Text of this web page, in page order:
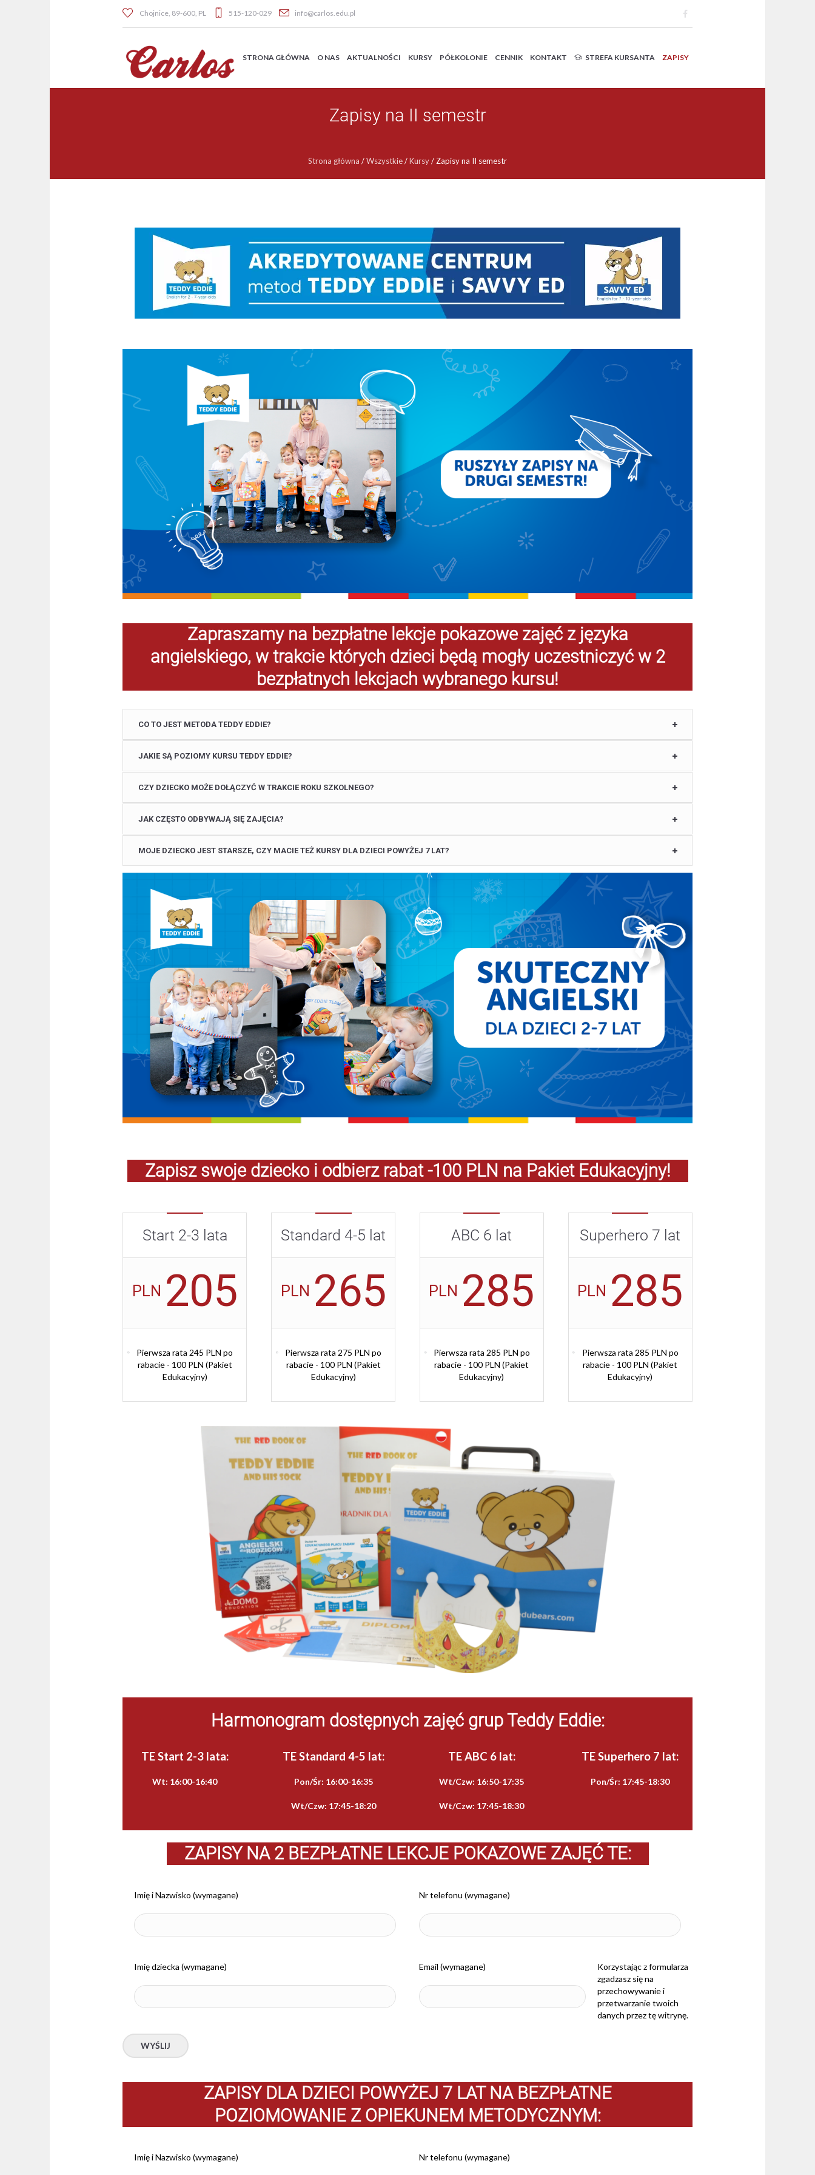
Chojnice, 89-600, PL 515-120-029 info@carlos.edu.pl
STRONA GŁÓWNA O NAS AKTUALNOŚCI KURSY PÓŁKOLONIE CENNIK KONTAKT STREFA KURSANTA ZAPISY
Zapisy na II semestr
Strona główna /Wszystkie/Kursy/ Zapisy na II semestr
Zapraszamy na bezpłatne lekcje pokazowe zajęć z języka
angielskiego, w trakcie których dzieci będą mogły uczestniczyć w 2
bezpłatnych lekcjach wybranego kursu!
CO TO JEST METODA TEDDY EDDIE?
JAKIE SĄ POZIOMY KURSU TEDDY EDDIE?
CZY DZIECKO MOŻE DOŁĄCZYĆ W TRAKCIE ROKU SZKOLNEGO?
JAK CZĘSTO ODBYWAJĄ SIĘ ZAJĘCIA?
MOJE DZIECKO JEST STARSZE, CZY MACIE TEŻ KURSY DLA DZIECI POWYŻEJ 7 LAT?
Zapisz swoje dziecko i odbierz rabat -100 PLN na Pakiet Edukacyjny!
Start 2-3 lata
PLN 205
Pierwsza rata 245 PLN po
rabacie - 100 PLN (Pakiet
Edukacyjny)
Standard 4-5 lat
PLN 265
Pierwsza rata 275 PLN po
rabacie - 100 PLN (Pakiet
Edukacyjny)
ABC 6 lat
PLN 285
Pierwsza rata 285 PLN po
rabacie - 100 PLN (Pakiet
Edukacyjny)
Superhero 7 lat
PLN 285
Pierwsza rata 285 PLN po
rabacie - 100 PLN (Pakiet
Edukacyjny)
Harmonogram dostępnych zajęć grup Teddy Eddie:
TE Start 2-3 lata:
Wt: 16:00-16:40
TE Standard 4-5 lat:
Pon/Śr: 16:00-16:35
Wt/Czw: 17:45-18:20
TE ABC 6 lat:
Wt/Czw: 16:50-17:35
Wt/Czw: 17:45-18:30
TE Superhero 7 lat:
Pon/Śr: 17:45-18:30
ZAPISY NA 2 BEZPŁATNE LEKCJE POKAZOWE ZAJĘĆ TE:
Imię i Nazwisko (wymagane)
Imię dziecka (wymagane)
Nr telefonu (wymagane)
Email (wymagane)
Korzystając z formularza
zgadzasz się na
przechowywanie i
przetwarzanie twoich
danych przez tę witrynę.
ZAPISY DLA DZIECI POWYŻEJ 7 LAT NA BEZPŁATNE
POZIOMOWANIE Z OPIEKUNEM METODYCZNYM:
Imię i Nazwisko (wymagane) Nr telefonu (wymagane)